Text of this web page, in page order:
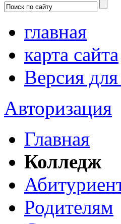
главная
карта сайта
Версия
Авторизация
Главная
Колледж
Родителям